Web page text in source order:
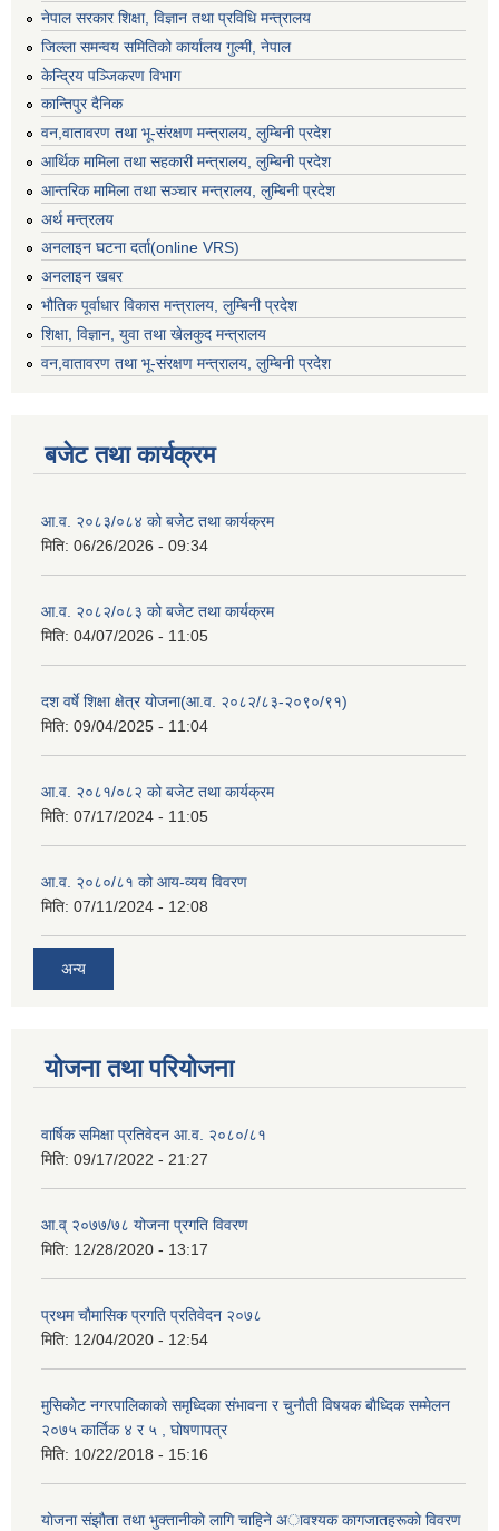
नेपाल सरकार शिक्षा, विज्ञान तथा प्रविधि मन्त्रालय
जिल्ला समन्वय समितिको कार्यालय गुल्मी, नेपाल
केन्द्रिय पञ्जिकरण विभाग
कान्तिपुर दैनिक
वन,वातावरण तथा भू-संरक्षण मन्त्रालय, लुम्बिनी प्रदेश
आर्थिक मामिला तथा सहकारी मन्त्रालय, लुम्बिनी प्रदेश
आन्तरिक मामिला तथा सञ्चार मन्त्रालय, लुम्बिनी प्रदेश
अर्थ मन्त्रलय
अनलाइन घटना दर्ता(online VRS)
अनलाइन खबर
भौतिक पूर्वाधार विकास मन्त्रालय, लुम्बिनी प्रदेश
शिक्षा, विज्ञान, युवा तथा खेलकुद मन्‍‍त्रालय
वन,वातावरण तथा भू-संरक्षण मन्त्रालय, लुम्बिनी प्रदेश
बजेट तथा कार्यक्रम
आ.व. २०८३/०८४ को बजेट तथा कार्यक्रम
मिति: 06/26/2026 - 09:34
आ.व. २०८२/०८३ को बजेट तथा कार्यक्रम
मिति: 04/07/2026 - 11:05
दश वर्षे शिक्षा क्षेत्र योजना(आ.व. २०८२/८३-२०९०/९१)
मिति: 09/04/2025 - 11:04
आ.व. २०८१/०८२ को बजेट तथा कार्यक्रम
मिति: 07/17/2024 - 11:05
आ.व. २०८०/८१ को आय-व्यय विवरण
मिति: 07/11/2024 - 12:08
अन्य
योजना तथा परियोजना
वार्षिक समिक्षा प्रतिवेदन आ.व. २०८०/८१
मिति: 09/17/2022 - 21:27
आ.व् २०७७/७८ योजना प्रगति विवरण
मिति: 12/28/2020 - 13:17
प्रथम चाैमासिक प्रगति प्रतिवेदन २०७८
मिति: 12/04/2020 - 12:54
मुसिकाेट नगरपालिकाकाे समृध्दिका संभावना र चुनाैती विषयक बाैध्दिक सम्मेलन
२०७५ कार्तिक ४ र ५ , घाेषणापत्र
मिति: 10/22/2018 - 15:16
याेजना संझाैता तथा भुक्तानीकाे लागि चाहिने अावश्यक कागजातहरूकाे विवरण